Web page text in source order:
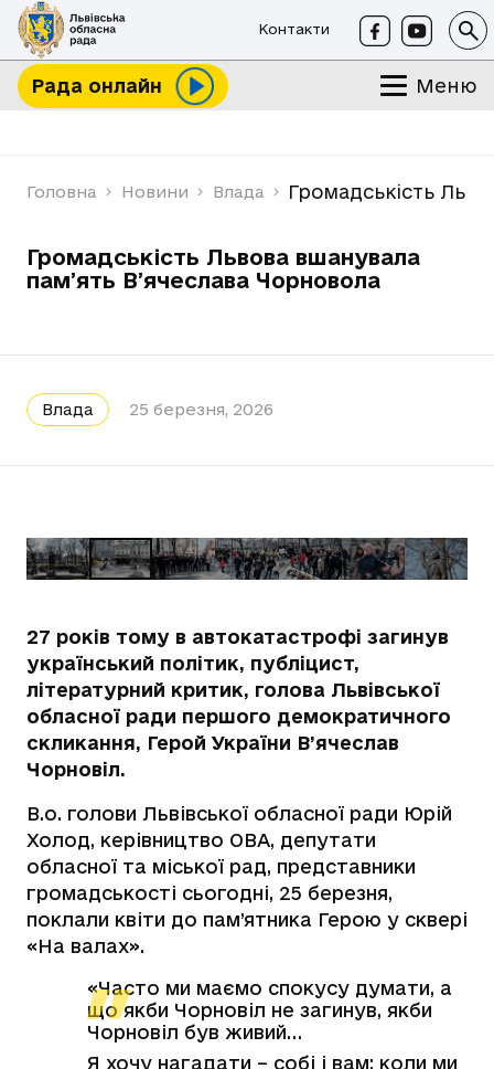
Контакти
Рада онлайн Меню
Головна Новини Влада Громадськість
Громадськість Львова вшанувала
памʼять Вʼячеслава Чорновола
Влада 25 березня, 2026
27 років тому в автокатастрофі загинув
український політик, публіцист,
літературний критик, голова Львівської
обласної ради першого демократичного
скликання, Герой України В’ячеслав
Чорновіл.
В.о. голови Львівської обласної ради Юрій
Холод, керівництво ОВА, депутати
обласної та міської рад, представники
громадськості сьогодні, 25 березня,
поклали квіти до пам’ятника Герою у сквері
«На валах».
«Часто ми маємо спокусу думати, а
що якби Чорновіл не загинув, якби
Чорновіл був живий…
Я хочу нагадати – собі і вам: коли ми